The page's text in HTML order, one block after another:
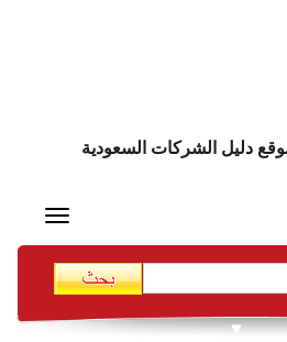
دليل الشركات السعودية
Toggle